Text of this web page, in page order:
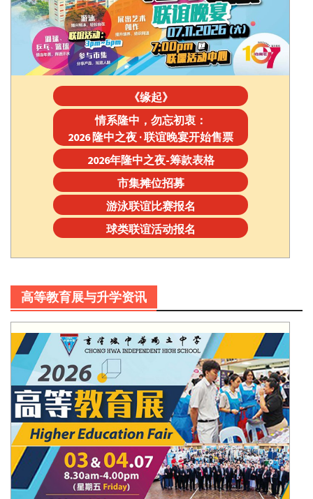
《缘起》
情系隆中，勿忘初衷：
2026 隆中之夜 · 联谊晚宴开始售票
2026年隆中之夜-筹款表格
市集摊位招募
游泳联谊比赛报名
球类联谊活动报名
高等教育展与升学资讯